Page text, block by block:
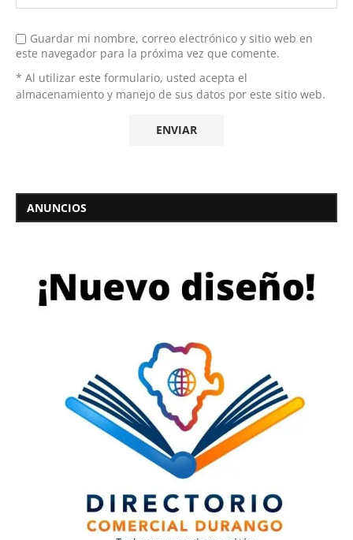
Guardar mi nombre, correo electrónico y sitio web en
este navegador para la próxima vez que comente.
* Al utilizar este formulario, usted acepta el
almacenamiento y manejo de sus datos por este sitio web.
ANUNCIOS